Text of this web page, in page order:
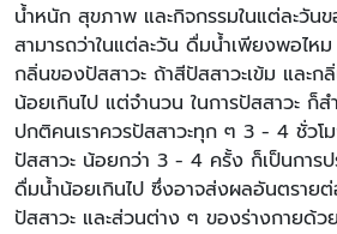
น้ำหนัก สุขภาพ และกิจกรรมในแต่ละวัน
สามารถว่าในแต่ละวัน ดื่มน้ำเพียงพอไห
กลิ่นของปัสสาวะ ถ้าสีปัสสาวะเข้ม และ
น้อยเกินไป แต่จำนวน ในการปัสสาวะ ก็
ปกติคนเราควรปัสสาวะทุก ๆ 3 - 4 ชั่ว
ปัสสาวะ น้อยกว่า 3 - 4 ครั้ง ก็เป็นการ
ดื่มน้ำน้อยเกินไป ซึ่งอาจส่งผลอันตรายต่
ปัสสาวะ และส่วนต่าง ๆ ของร่างกายด้วย